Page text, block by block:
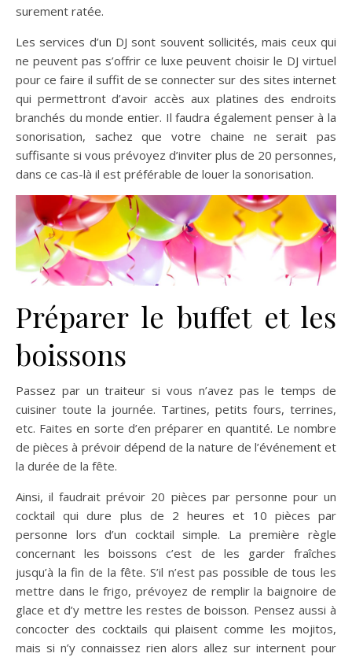
surement ratée.
Les services d’un DJ sont souvent sollicités, mais ceux qui
ne peuvent pas s’offrir ce luxe peuvent choisir le DJ virtuel
pour ce faire il suffit de se connecter sur des sites internet
qui permettront d’avoir accès aux platines des endroits
branchés du monde entier. Il faudra également penser à la
sonorisation, sachez que votre chaine ne serait pas
suffisante si vous prévoyez d’inviter plus de 20 personnes,
dans ce cas-là il est préférable de louer la sonorisation.
Préparer le buffet et les
boissons
Passez par un traiteur si vous n’avez pas le temps de
cuisiner toute la journée. Tartines, petits fours, terrines,
etc. Faites en sorte d’en préparer en quantité. Le nombre
de pièces à prévoir dépend de la nature de l’événement et
la durée de la fête.
Ainsi, il faudrait prévoir 20 pièces par personne pour un
cocktail qui dure plus de 2 heures et 10 pièces par
personne lors d’un cocktail simple. La première règle
concernant les boissons c’est de les garder fraîches
jusqu’à la fin de la fête. S’il n’est pas possible de tous les
mettre dans le frigo, prévoyez de remplir la baignoire de
glace et d’y mettre les restes de boisson. Pensez aussi à
concocter des cocktails qui plaisent comme les mojitos,
mais si n’y connaissez rien alors allez sur internent pour